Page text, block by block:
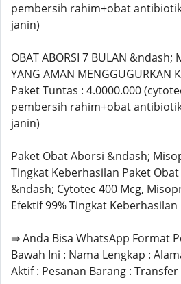
pembersih rahim+obat
janin)
OBAT ABORSI 7 BULAN &ndash;
YANG AMAN MENGGUGURKAN
Paket Tuntas : 4.0000.000
pembersih rahim+obat
janin)
Paket Obat Aborsi &ndash;
Tingkat Keberhasilan Paket
&ndash; Cytotec 400 Mcg,
Efektif 99% Tingkat Keberhasilan
⇛ Anda Bisa WhatsApp Format
Bawah Ini : Nama Lengkap :
Aktif : Pesanan Barang : Transfer